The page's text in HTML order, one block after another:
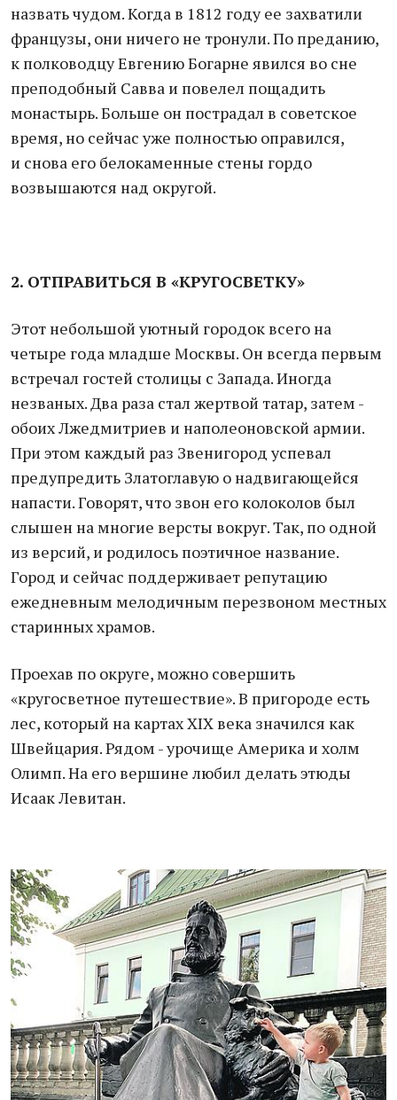
назвать чудом. Когда в 1812 году ее захватили
французы, они ничего не тронули. По преданию,
к полководцу Евгению Богарне явился во сне
преподобный Савва и повелел пощадить
монастырь. Больше он пострадал в советское
время, но сейчас уже полностью оправился,
и снова его белокаменные стены гордо
возвышаются над округой.
2. ОТПРАВИТЬСЯ В «КРУГОСВЕТКУ»
Этот небольшой уютный городок всего на
четыре года младше Москвы. Он всегда первым
встречал гостей столицы с Запада. Иногда
незваных. Два раза стал жертвой татар, затем -
обоих Лжедмитриев и наполеоновской армии.
При этом каждый раз Звенигород успевал
предупредить Златоглавую о надвигающейся
напасти. Говорят, что звон его колоколов был
слышен на многие версты вокруг. Так, по одной
из версий, и родилось поэтичное название.
Город и сейчас поддерживает репутацию
ежедневным мелодичным перезвоном местных
старинных храмов.
Проехав по округе, можно совершить
«кругосветное путешествие». В пригороде есть
лес, который на картах XIX века значился как
Швейцария. Рядом - урочище Америка и холм
Олимп. На его вершине любил делать этюды
Исаак Левитан.